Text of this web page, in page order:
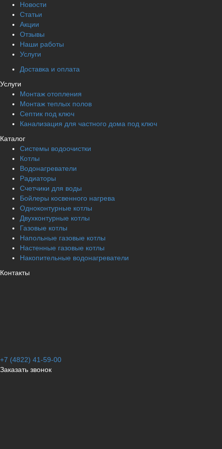
Новости
Статьи
Акции
Отзывы
Наши работы
Услуги
Доставка и оплата
Услуги
Монтаж отопления
Монтаж теплых полов
Септик под ключ
Канализация для частного дома под ключ
Каталог
Системы водоочистки
Котлы
Водонагреватели
Радиаторы
Cчетчики для воды
Бойлеры косвенного нагрева
Одноконтурные котлы
Двухконтурные котлы
Газовые котлы
Напольные газовые котлы
Настенные газовые котлы
Накопительные водонагреватели
Контакты
+7 (4822) 41-59-00
Заказать звонок